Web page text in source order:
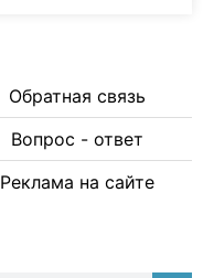
Обратная связь
Вопрос - ответ
Реклама на сайте